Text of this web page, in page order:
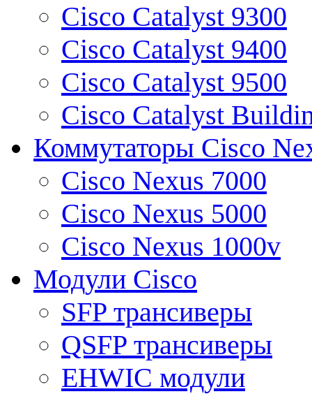
Cisco Catalyst 9300
Cisco Catalyst 9400
Cisco Catalyst 9500
Cisco Catalyst
Коммутаторы Cisco
Cisco Nexus 7000
Cisco Nexus 5000
Cisco Nexus 1000v
Модули Cisco
SFP трансиверы
QSFP трансиверы
EHWIC модули